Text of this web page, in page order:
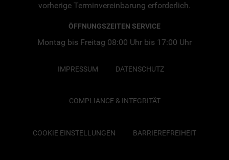
vorherige Terminvereinbarung erforderlich.
ÖFFNUNGSZEITEN SERVICE
Montag bis Freitag 08:00 Uhr bis 17:00 Uhr
IMPRESSUM DATENSCHUTZ
COMPLIANCE & INTEGRITÄT
COOKIE EINSTELLUNGEN BARRIEREFREIHEIT